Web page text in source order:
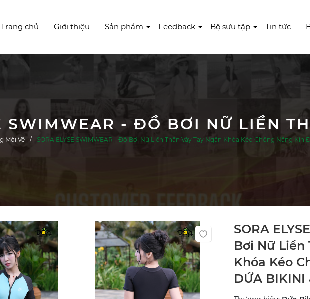
Trang chủ Giới thiệu Sản phẩm Feedback Bộ sưu tập Tin tức
Mới Về SORA ELYSE SWIMWEAR - Đồ Bơi Nữ Liền Thân Váy Tay Ngắn Khóa Kéo Chống Nắng Kín
SORA
Bơi Nữ Liền
Khóa Kéo
DỨA BIKINI